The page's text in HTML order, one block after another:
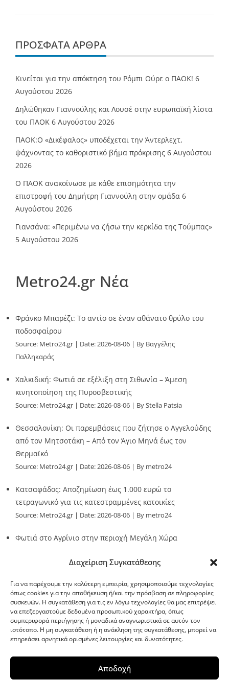
Διαχείριση Συγκατάθεσης
Για να παρέχουμε την καλύτερη εμπειρία, χρησιμοποιούμε τεχνολογίες
όπως cookies για την αποθήκευση ή/και την πρόσβαση σε πληροφορίες
συσκευών. Η συγκατάθεση για τις εν λόγω τεχνολογίες θα μας επιτρέψει
να επεξεργαστούμε δεδομένα προσωπικού χαρακτήρα, όπως
συμπεριφορά περιήγησης ή μοναδικά αναγνωριστικά σε αυτόν τον
ιστότοπο. Η μη συγκατάθεση ή η ανάκληση της συγκατάθεσης, μπορεί να
επηρεάσει αρνητικά ορισμένες λειτουργίες και δυνατότητες.
Αποδοχή
ΠΡΌΣΦΑΤΑ ΆΡΘΡΑ
Κινείται για την απόκτηση του Ρόμπι Ούρε ο ΠΑΟΚ! 6
Αυγούστου 2026
Δηλώθηκαν Γιαννούλης και Λουσέ στην ευρωπαϊκή λίστα
του ΠΑΟΚ 6 Αυγούστου 2026
ΠΑΟΚ:Ο «Δικέφαλος» υποδέχεται την Άντερλεχτ,
ψάχνοντας το καθοριστικό βήμα πρόκρισης 6 Αυγούστου
2026
Ο ΠΑΟΚ ανακοίνωσε με κάθε επισημότητα την
επιστροφή του Δημήτρη Γιαννούλη στην ομάδα 6
Αυγούστου 2026
Γιανσάνα: «Περιμένω να ζήσω την κερκίδα της Τούμπας»
5 Αυγούστου 2026
Metro24.gr Νέα
Φράνκο Μπαρέζι: Το αντίο σε έναν αθάνατο θρύλο του
ποδοσφαίρου
Source: Metro24.gr Date: 2026-08-06
By Βαγγέλης
Παλληκαράς
Χαλκιδική: Φωτιά σε εξέλιξη στη Σιθωνία – Άμεση
κινητοποίηση της Πυροσβεστικής
Source: Metro24.gr Date: 2026-08-06 By Stella Patsia
Θεσσαλονίκη: Οι παρεμβάσεις που ζήτησε ο Αγγελούδης
από τον Μητσοτάκη – Από τον Άγιο Μηνά έως τον
Θερμαϊκό
Source: Metro24.gr Date: 2026-08-06 By metro24
Κατσαφάδος: Αποζημίωση έως 1.000 ευρώ το
τετραγωνικό για τις κατεστραμμένες κατοικίες
Source: Metro24.gr Date: 2026-08-06 By metro24
Φωτιά στο Αγρίνιο στην περιοχή Μεγάλη Χώρα
G-point.gr